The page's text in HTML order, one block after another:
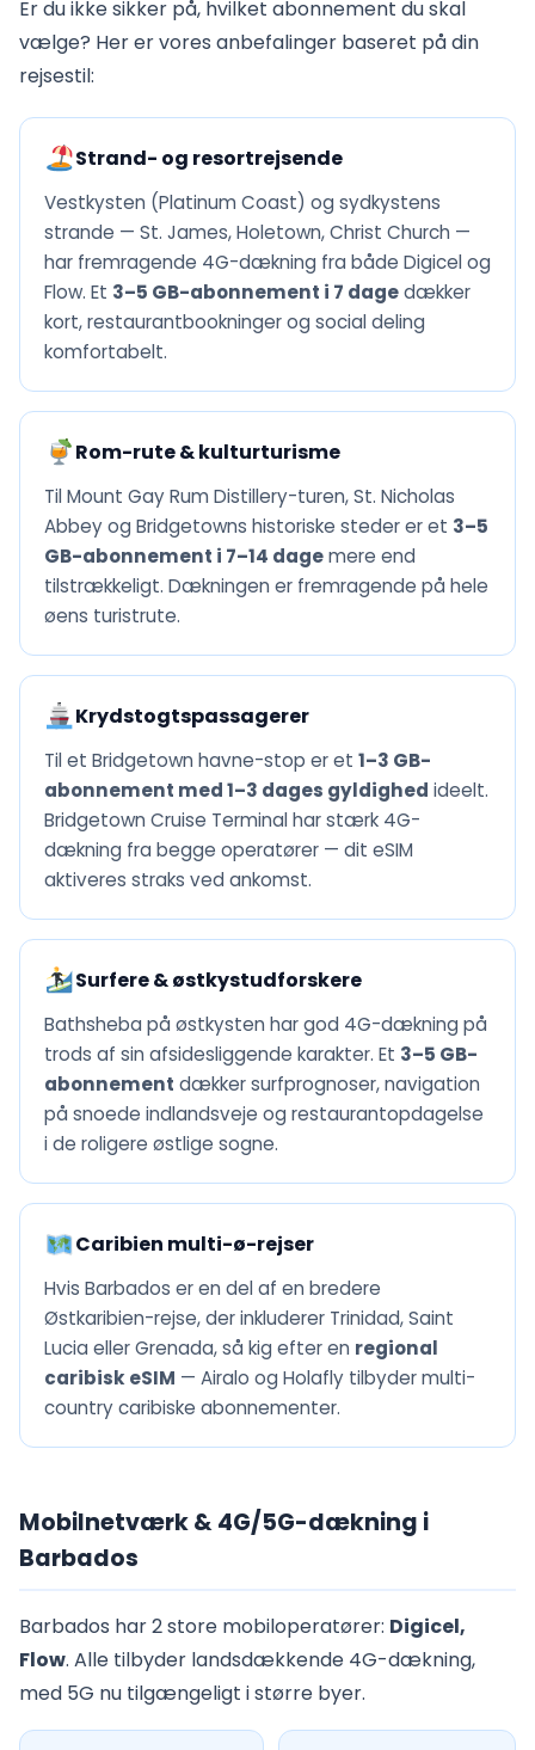
Er du ikke sikker på, hvilket abonnement du skal
vælge? Her er vores anbefalinger baseret på din
rejsestil:
Strand- og resortrejsende
Vestkysten (Platinum Coast) og sydkystens
strande — St. James, Holetown, Christ Church —
har fremragende 4G-dækning fra både Digicel og
Flow. Et 3–5 GB-abonnement i 7 dagedækker
kort, restaurantbookninger og social deling
komfortabelt.
Rom-rute & kulturturisme
Til Mount Gay Rum Distillery-turen, St. Nicholas
Abbey og Bridgetowns historiske steder er et 3–5
GB-abonnement i 7–14 dagemere end
tilstrækkeligt. Dækningen er fremragende på hele
øens turistrute.
Krydstogtspassagerer
Til et Bridgetown havne-stop er et 1–3 GB-
abonnement med 1–3 dages gyldighed ideelt.
Bridgetown Cruise Terminal har stærk 4G-
dækning fra begge operatører — dit eSIM
aktiveres straks ved ankomst.
Surfere & østkystudforskere
Bathsheba på østkysten har god 4G-dækning på
trods af sin afsidesliggende karakter. Et 3–5 GB-
abonnement dækker surfprognoser, navigation
på snoede indlandsveje og restaurantopdagelse
i de roligere østlige sogne.
Caribien multi-ø-rejser
Hvis Barbados er en del af en bredere
Østkaribien-rejse, der inkluderer Trinidad, Saint
Lucia eller Grenada, så kig efter en regional
caribisk eSIM — Airalo og Holafly tilbyder multi-
country caribiske abonnementer.
Mobilnetværk & 4G/5G-dækning i
Barbados
Barbados har 2 store mobiloperatører: Digicel,
Flow. Alle tilbyder landsdækkende 4G-dækning,
med 5G nu tilgængeligt i større byer.